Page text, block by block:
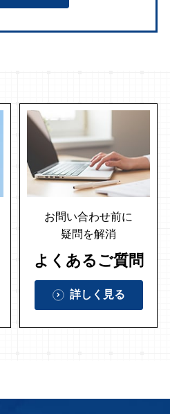
お問い合わせ前に
疑問を解消
よくあるご質問
詳しく見る